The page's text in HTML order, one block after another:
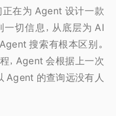
正在为 Agent 设计一款
一切信息，从底层为 AI
搜索有根本区别。
，Agent 会根据上一次
Agent 的查询远没有人